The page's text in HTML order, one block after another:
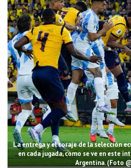
La entrega y el coraje de la selección
en cada jugada, como se ve en este
Argentina. (Foto